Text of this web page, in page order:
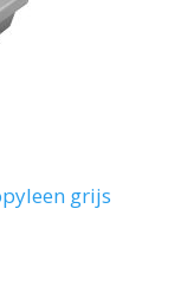
grijs